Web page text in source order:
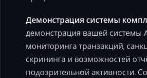
Демонстрация системы
демонстрация вашей системы
мониторинга транзакций,
скрининга и возможностей
подозрительной активности.